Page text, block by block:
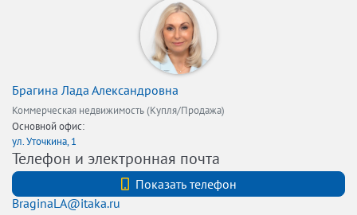
Брагина Лада Александровна
Коммерческая недвижимость (Купля/Продажа)
Основной офис:
ул. Уточкина, 1
Телефон и электронная почта
Показать телефон
BraginaLA@itaka.ru